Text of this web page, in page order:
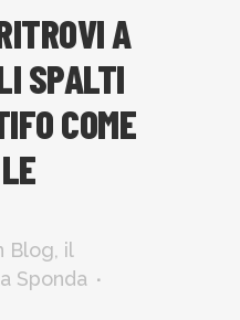
A
SPALTI
COME
Blog, il
Sponda